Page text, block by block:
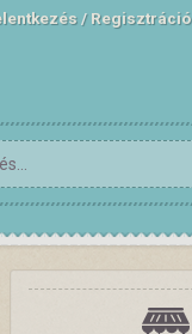
Regisztráció